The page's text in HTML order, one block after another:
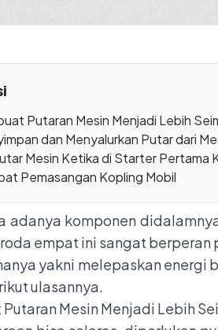
Putaran Mesin Menjadi Lebih
dan Menyalurkan Putar dari
Mesin Ketika di Starter Pertama
Pemasangan Kopling Mobil
adanya komponen
empat ini sangat
yakni melepaskan
ulasannya.
Putaran Mesin Menjadi Lebih